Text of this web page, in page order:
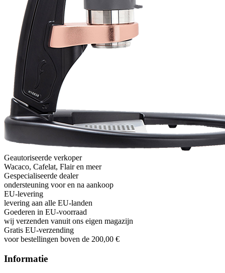
Geautoriseerde verkoper
Wacaco, Cafelat, Flair en meer
Gespecialiseerde dealer
ondersteuning voor en na aankoop
EU-levering
levering aan alle EU-landen
Goederen in EU-voorraad
wij verzenden vanuit ons eigen magazijn
Gratis EU-verzending
voor bestellingen boven de 200,00 €
Informatie